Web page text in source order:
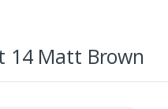
14 Matt Brown